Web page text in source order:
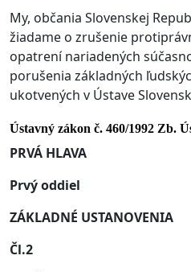
My, občania Slovenskej
žiadame o zrušenie
opatrení nariadených
porušenia základných
ukotvených v Ústave
Ústavný zákon č. 460/1992 Zb.
PRVÁ HLAVA
Prvý oddiel
ZÁKLADNÉ USTANOVENIA
Čl.2